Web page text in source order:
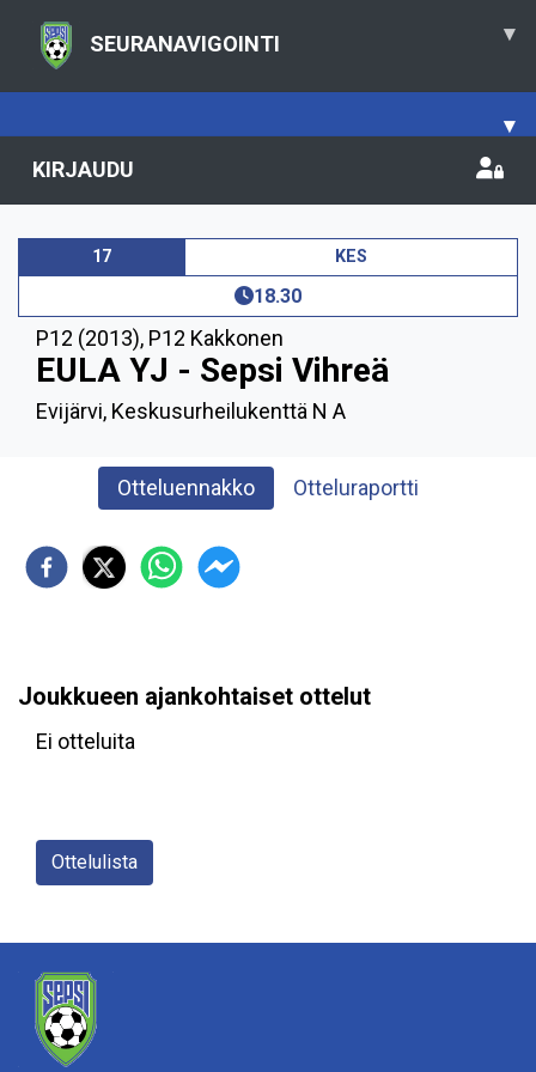
SEURANAVIGOINTI ▾
▾
KIRJAUDU
17 KES
18.30
P12 (2013), P12 Kakkonen
EULA YJ - Sepsi Vihreä
Evijärvi, Keskusurheilukenttä N A
Otteluennakko Otteluraportti
Joukkueen ajankohtaiset ottelut
Ei otteluita
Ottelulista